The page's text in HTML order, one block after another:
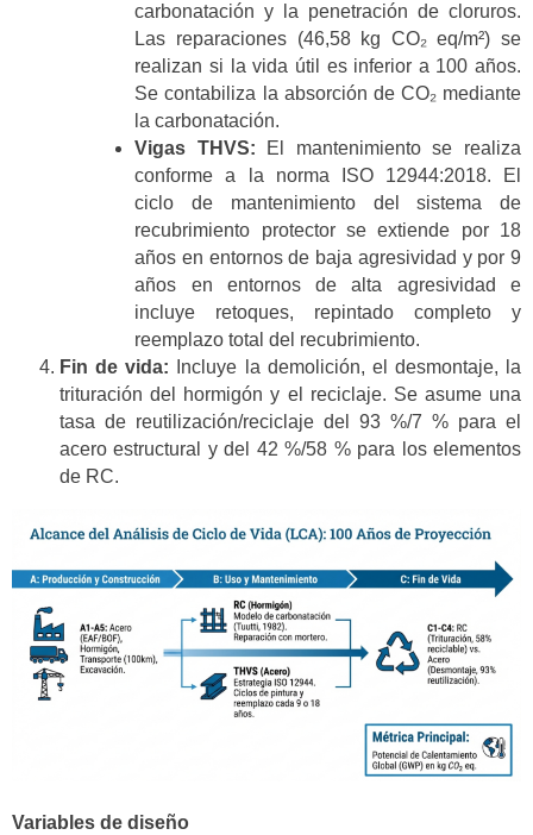
carbonatación y la penetración de cloruros.
Las reparaciones (46,58 kg CO₂ eq/m²) se
realizan si la vida útil es inferior a 100 años.
Se contabiliza la absorción de CO₂ mediante
la carbonatación.
Vigas THVS: El mantenimiento se realiza
conforme a la norma ISO 12944:2018. El
ciclo de mantenimiento del sistema de
recubrimiento protector se extiende por 18
años en entornos de baja agresividad y por 9
años en entornos de alta agresividad e
incluye retoques, repintado completo y
reemplazo total del recubrimiento.
Fin de vida: Incluye la demolición, el desmontaje, la
trituración del hormigón y el reciclaje. Se asume una
tasa de reutilización/reciclaje del 93 %/7 % para el
acero estructural y del 42 %/58 % para los elementos
de RC.
Variables de diseño